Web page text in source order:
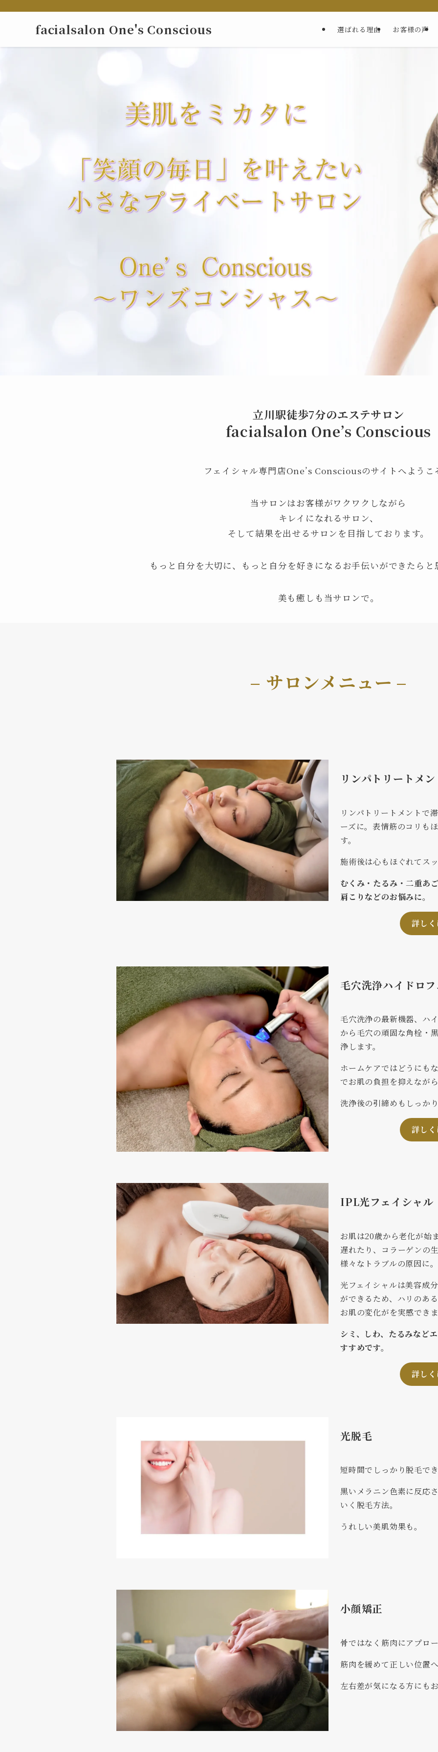
facialsalon One's Conscious 選ばれる理由 お客様の声
立川駅徒歩7分のエステサロン
facialsalon One’s Conscious
フェイシャル専門店One’s Consciousのサイトへようこ
当サロンはお客様がワクワクしながら
キレイになれるサロン、
そして結果を出せるサロンを目指しております。
もっと自分を大切に、もっと自分を好きになるお手伝いができたらと
美も癒しも当サロンで。
– サロンメニュー –
リンパトリートメン
リンパトリートメントで
ーズに。表情筋のコリも
す。
施術後は心もほぐれてスッ
むくみ・たるみ・二重あ
肩こりなどのお悩みに。
詳し
毛穴洗浄ハイドロ
毛穴洗浄の最新機器、ハ
から毛穴の頑固な角栓・
浄します。
ホームケアではどうにも
でお肌の負担を抑えなが
洗浄後の引締めもしっか
詳し
IPL光フェイシャル
お肌は20歳から老化が始
遅れたり、コラーゲンの
様々なトラブルの原因に。
光フェイシャルは美容成
ができるため、ハリのあ
お肌の変化がを実感できま
シミ、しわ、たるみなど
すすめです。
詳し
光脱毛
短時間でしっかり脱毛で
黒いメラニン色素に反応
いく脱毛方法。
うれしい美肌効果も。
小顔矯正
骨ではなく筋肉にアプロ
筋肉を緩めて正しい位置へ
左右差が気になる方にもお